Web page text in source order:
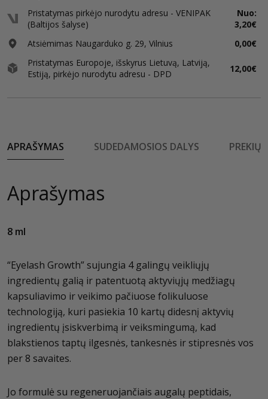
Pristatymas pirkėjo nurodytu adresu - VENIPAK
(Baltijos šalyse)
Nuo:
3,20€
Atsiėmimas Naugarduko g. 29, Vilnius
0,00€
Pristatymas Europoje, išskyrus Lietuvą, Latviją,
Estiją, pirkėjo nurodytu adresu - DPD
12,00€
APRAŠYMAS SUDEDAMOSIOS DALYS PREKIŲ
Aprašymas
8 ml
“Eyelash Growth” sujungia 4 galingų veikliųjų
ingredientų galią ir patentuotą aktyviųjų medžiagų
kapsuliavimo ir veikimo pačiuose folikuluose
technologiją, kuri pasiekia 10 kartų didesnį aktyvių
ingredientų įsiskverbimą ir veiksmingumą, kad
blakstienos taptų ilgesnės, tankesnės ir stipresnės vos
per 8 savaites.
Jo formulė su regeneruojančiais augalų peptidais,